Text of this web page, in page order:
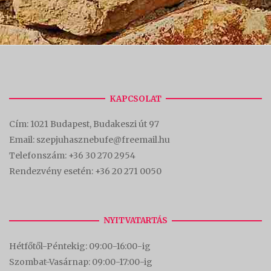
KAPCSOLAT
Cím: 1021 Budapest, Budakeszi út 97
Email: szepjuhasznebufe@freemail.hu
Telefonszám: +36 30 270 2954
Rendezvény esetén: +36 20 271 0050
NYITVATARTÁS
Hétfőtől-Péntekig: 09:00-16:00-ig
Szombat-Vasárnap: 09:00-17:00-ig